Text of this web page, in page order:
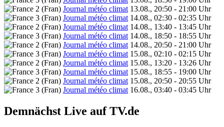
Journal météo climat 13.08., 20:50 - 21:00 Uhr
Journal météo climat 14.08., 02:30 - 02:35 Uhr
Journal météo climat 14.08., 13:40 - 13:45 Uhr
Journal météo climat 14.08., 18:50 - 18:55 Uhr
Journal météo climat 14.08., 20:50 - 21:00 Uhr
Journal météo climat 15.08., 02:10 - 02:15 Uhr
Journal météo climat 15.08., 13:20 - 13:26 Uhr
Journal météo climat 15.08., 18:55 - 19:00 Uhr
Journal météo climat 15.08., 20:50 - 20:55 Uhr
Journal météo climat 16.08., 03:40 - 03:45 Uhr
Demnächst Live auf TV.de